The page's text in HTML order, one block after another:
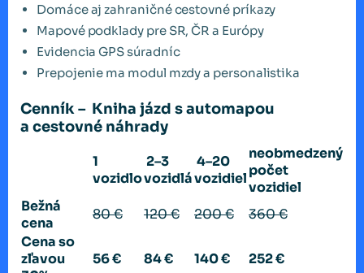
Domáce aj zahraničné cestovné príkazy
Mapové podklady pre SR, ČR a Európy
Evidencia GPS súradníc
Prepojenie ma modul mzdy a personalistika
Cenník – Kniha jázd s automapou
a cestovné náhrady
1
vozidlo
2–3
vozidlá
4–20
vozidiel
neobmedzený
počet
vozidiel
Bežná
cena
80 € 120 € 200 €
360 €
Cena so
zľavou
56 € 84 € 140 € 252 €